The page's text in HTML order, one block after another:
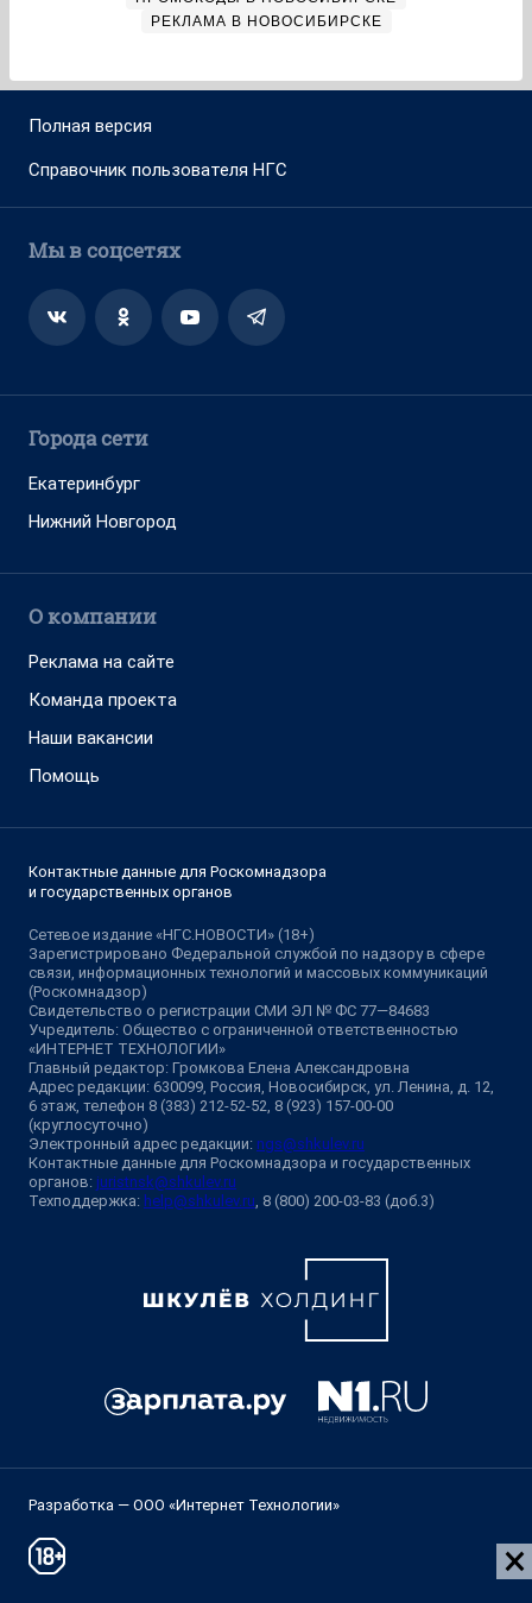
РЕКЛАМА В НОВОСИБИРСКЕ
Полная версия
Справочник пользователя НГС
Мы в соцсетях
Города сети
Екатеринбург
Нижний Новгород
О компании
Реклама на сайте
Команда проекта
Наши вакансии
Помощь
Контактные данные для Роскомнадзора
и государственных органов
Сетевое издание «НГС.НОВОСТИ» (18+)
Зарегистрировано Федеральной службой по надзору в сфере
связи, информационных технологий и массовых коммуникаций
(Роскомнадзор)
Свидетельство о регистрации СМИ ЭЛ № ФС 77—84683
Учредитель: Общество с ограниченной ответственностью
«ИНТЕРНЕТ ТЕХНОЛОГИИ»
Главный редактор: Громкова Елена Александровна
Адрес редакции: 630099, Россия, Новосибирск, ул. Ленина, д. 12,
6 этаж, телефон 8 (383) 212-52-52, 8 (923) 157-00-00
(круглосуточно)
Электронный адрес редакции: ngs@shkulev.ru
Контактные данные для Роскомнадзора и государственных
органов: juristnsk@shkulev.ru
Техподдержка: help@shkulev.ru , 8 (800) 200-03-83 (доб.3)
Разработка — ООО «Интернет Технологии»